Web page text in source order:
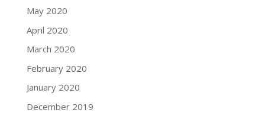
May 2020
April 2020
March 2020
February 2020
January 2020
December 2019